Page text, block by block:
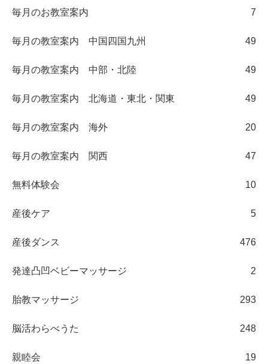
毎月のお教室案内 7
毎月の教室案内 中国四国九州 49
毎月の教室案内 中部・北陸 49
毎月の教室案内 北海道・東北・関東 49
毎月の教室案内 海外 20
毎月の教室案内 関西 47
無料体験会 10
産後ケア 5
産後ダンス 476
発達凸凹ベビーマッサージ 2
胎教マッサージ 293
脳活わらべうた 248
親睦会 19